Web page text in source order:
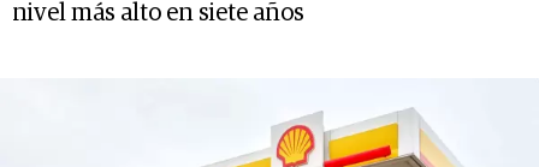
nivel más alto en siete años